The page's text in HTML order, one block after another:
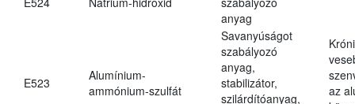
anyag
E523
Alumínium-
ammónium-szulfát
Savanyúságot
szabályozó
anyag,
stabilizátor,
szilárdítóanyag,
az